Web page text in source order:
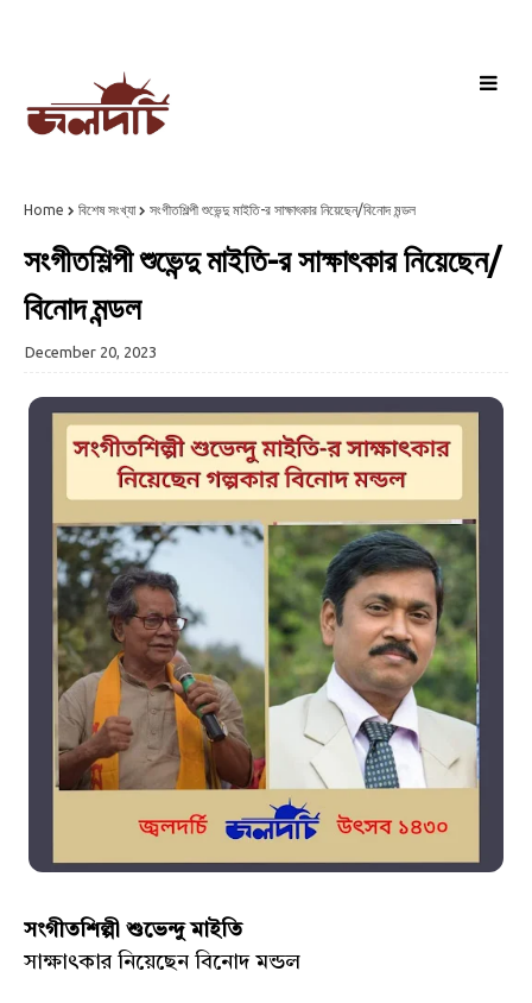
Home বিশেষ সংখ্যা সংগীতশিল্পী শুভেন্দু মাইতি-র সাক্ষাৎকার নিয়েছেন/বিনোদ মন্ডল
সংগীতশিল্পী শুভেন্দু মাইতি-র সাক্ষাৎকার নিয়েছেন/
বিনোদ মন্ডল
December 20, 2023
সংগীতশিল্পী শুভেন্দু মাইতি
সাক্ষাৎকার নিয়েছেন বিনোদ মন্ডল